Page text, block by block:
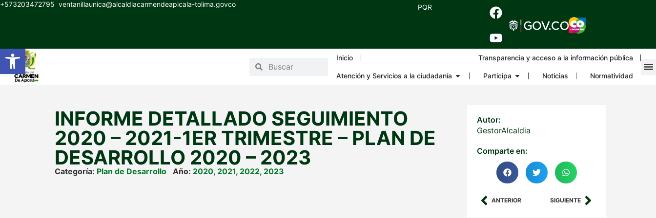
Abrir barra de herramientas
+573203472795 ventanillaunica@alcaldiacarmendeapicala-tolima.govco PQR
Inicio Transparencia y acceso a la información pública
Atención y Servicios a la ciudadanía Participa Noticias Normatividad
INFORME DETALLADO SEGUIMIENTO
2020 – 2021-1ER TRIMESTRE – PLAN DE
DESARROLLO 2020 – 2023
Categoría: Plan de Desarrollo Año: 2020, 2021, 2022, 2023
Autor:
GestorAlcaldia
Comparte en:
ANTERIOR SIGUIENTE